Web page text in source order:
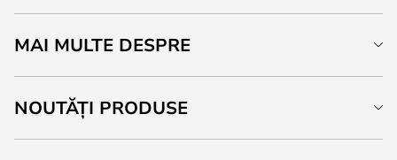
MAI MULTE DESPRE
NOUTĂȚI PRODUSE